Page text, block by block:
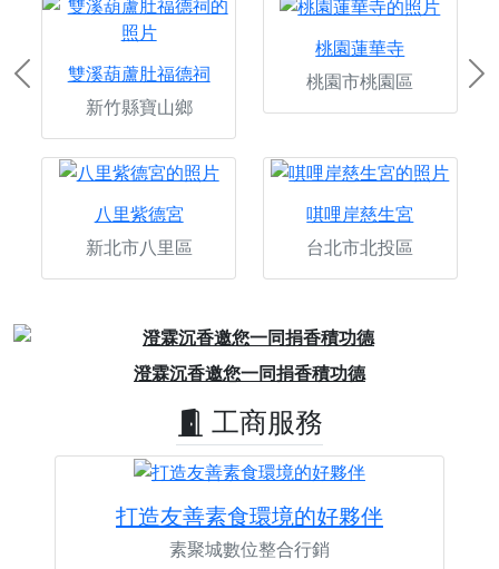
雙溪葫蘆肚福德祠
新竹縣寶山鄉
桃園蓮華寺
桃園市桃園區
八里紫德宮
新北市八里區
唭哩岸慈生宮
台北市北投區
Previous
澄霖沉香邀您一同捐香積功德
工商服務
打造友善素食環境的好夥伴
素聚城數位整合行銷